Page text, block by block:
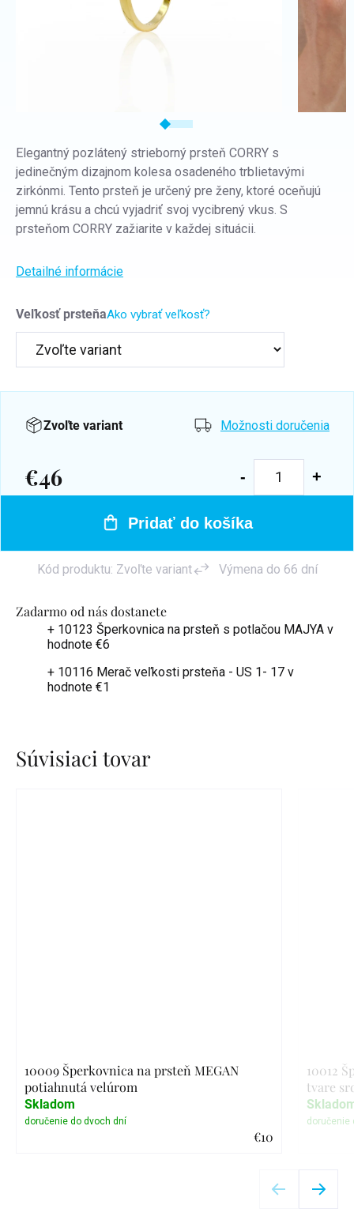
Veľkosť prsteňaAko vybrať veľkosť?
Zadarmo od nás dostanete
+ 10123 Šperkovnica na prsteň s potlačou MAJYA v
hodnote €6
+ 10116 Merač veľkosti prsteňa - US 1- 17 v
hodnote €1
Elegantný pozlátený strieborný prsteň CORRY s
jedinečným dizajnom kolesa osadeného trblietavými
zirkónmi. Tento prsteň je určený pre ženy, ktoré oceňujú
jemnú krásu a chcú vyjadriť svoj vycibrený vkus. S
prsteňom CORRY zažiarite v každej situácii.
Detailné informácie
Zvoľte variant Možnosti doručenia
€46
Jednotková
Pridať do košíka
Kód produktu: Zvoľte variant Výmena do 66 dní
Súvisiaci tovar
10009 Šperkovnica na prsteň MEGAN
potiahnutá velúrom
€10
Skladom
10012
tvare